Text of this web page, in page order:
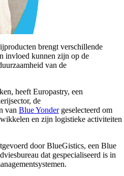
brengt verschillende
invloed kunnen zijn op de
van de
heeft Europastry, een
de
van Blue Yondergeselecteerd om
en zijn logistieke activiteiten
door BlueGistics, een Blue
dat gespecialiseerd is in